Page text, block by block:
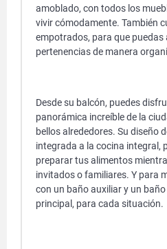
amoblado, con todos los
vivir cómodamente. También
empotrados, para que puedas
pertenencias de manera
Desde su balcón, puedes
panorámica increíble de la
bellos alrededores. Su diseño
integrada a la cocina integral,
preparar tus alimentos
invitados o familiares. Y para
con un baño auxiliar y un
principal, para cada situación.